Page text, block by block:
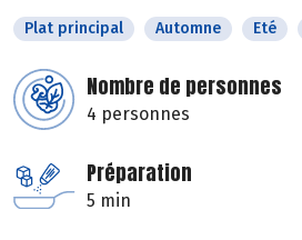
Plat principal Automne Eté
Nombre de personnes
4 personnes
Préparation
5 min